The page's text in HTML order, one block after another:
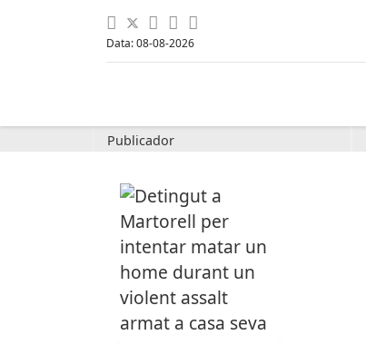
Data: 08-08-2026
Publicador